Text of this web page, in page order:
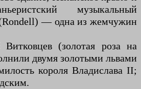
музыкальный
— одна из жемчужин
(золотая роза на
двумя золотыми львами
короля Владислава II;